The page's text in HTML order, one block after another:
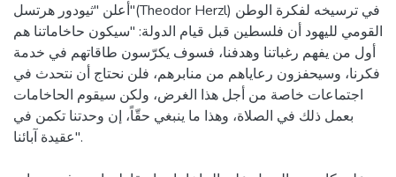
أعلن "ثيودور هرتسل"(Theodor Herzl) في ترسيخه لفكرة الوطن
القومي لليهود أن فلسطين قبل قيام الدولة: "سيكون حاخاماتنا هم
أول من يفهم رغباتنا وهدفنا، فسوف يكرّسون طاقاتهم في خدمة
فكرنا، وسيحفزون رعاياهم من منابرهم، فلن نحتاج أن نتحدث في
اجتماعات خاصة من أجل هذا الغرض، ولكن سيقوم الحاخامات
بعمل ذلك في الصلاة، وهذا ما ينبغي حقّاً، إن وحدتنا تكمن في
عقيدة آبائنا".